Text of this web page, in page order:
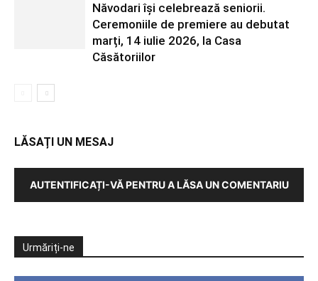
Năvodari își celebrează seniorii.
Ceremoniile de premiere au debutat
marți, 14 iulie 2026, la Casa
Căsătoriilor
LĂSAȚI UN MESAJ
AUTENTIFICAȚI-VĂ PENTRU A LĂSA UN COMENTARIU
Urmăriți-ne